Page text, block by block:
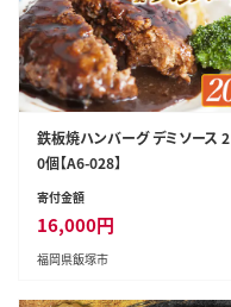
鉄板焼ハンバーグ デミソース 2
0個【A6-028】
寄付金額
16,000円
福岡県飯塚市